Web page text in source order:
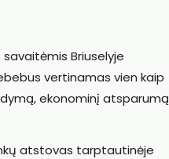
Briuselyje
vertinamas vien kaip
ekonominį atsparumą
atstovas tarptautinėje